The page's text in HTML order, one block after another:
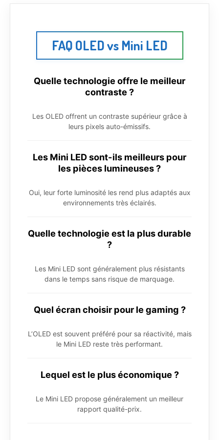
FAQ OLED vs Mini LED
Quelle technologie offre le meilleur
contraste ?
Les OLED offrent un contraste supérieur grâce à
leurs pixels auto-émissifs.
Les Mini LED sont-ils meilleurs pour
les pièces lumineuses ?
Oui, leur forte luminosité les rend plus adaptés aux
environnements très éclairés.
Quelle technologie est la plus durable
?
Les Mini LED sont généralement plus résistants
dans le temps sans risque de marquage.
Quel écran choisir pour le gaming ?
L’OLED est souvent préféré pour sa réactivité, mais
le Mini LED reste très performant.
Lequel est le plus économique ?
Le Mini LED propose généralement un meilleur
rapport qualité-prix.